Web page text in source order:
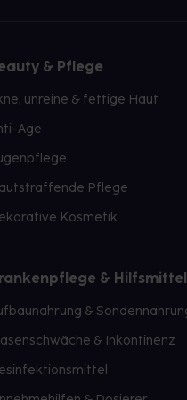
& Pflege
unreine & fettige Haut
Age
Pflege
Kosmetik
& Hilfsmittel
&
& Inkontinenz